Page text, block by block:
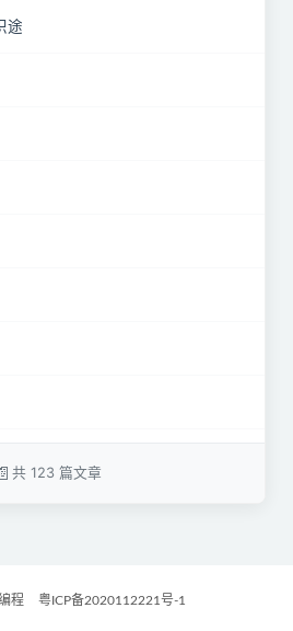
途
共 123 篇文章
程 粤ICP备2020112221号-1